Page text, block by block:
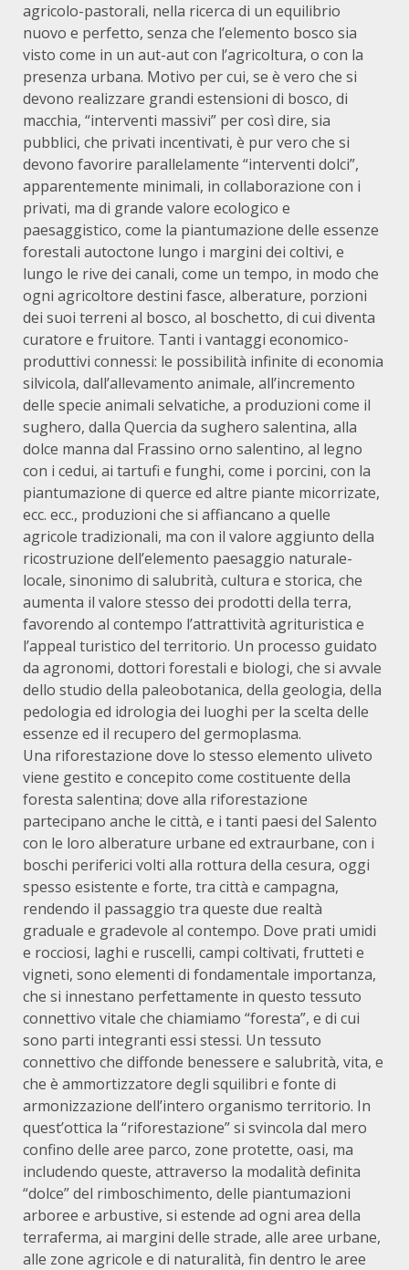
agricolo-pastorali, nella ricerca di un equilibrio
nuovo e perfetto, senza che l’elemento bosco sia
visto come in un aut-aut con l’agricoltura, o con la
presenza urbana. Motivo per cui, se è vero che si
devono realizzare grandi estensioni di bosco, di
macchia, “interventi massivi” per così dire, sia
pubblici, che privati incentivati, è pur vero che si
devono favorire parallelamente “interventi dolci”,
apparentemente minimali, in collaborazione con i
privati, ma di grande valore ecologico e
paesaggistico, come la piantumazione delle essenze
forestali autoctone lungo i margini dei coltivi, e
lungo le rive dei canali, come un tempo, in modo che
ogni agricoltore destini fasce, alberature, porzioni
dei suoi terreni al bosco, al boschetto, di cui diventa
curatore e fruitore. Tanti i vantaggi economico-
produttivi connessi: le possibilità infinite di economia
silvicola, dall’allevamento animale, all’incremento
delle specie animali selvatiche, a produzioni come il
sughero, dalla Quercia da sughero salentina, alla
dolce manna dal Frassino orno salentino, al legno
con i cedui, ai tartufi e funghi, come i porcini, con la
piantumazione di querce ed altre piante micorrizate,
ecc. ecc., produzioni che si affiancano a quelle
agricole tradizionali, ma con il valore aggiunto della
ricostruzione dell’elemento paesaggio naturale-
locale, sinonimo di salubrità, cultura e storica, che
aumenta il valore stesso dei prodotti della terra,
favorendo al contempo l’attrattività agrituristica e
l’appeal turistico del territorio. Un processo guidato
da agronomi, dottori forestali e biologi, che si avvale
dello studio della paleobotanica, della geologia, della
pedologia ed idrologia dei luoghi per la scelta delle
essenze ed il recupero del germoplasma.
Una riforestazione dove lo stesso elemento uliveto
viene gestito e concepito come costituente della
foresta salentina; dove alla riforestazione
partecipano anche le città, e i tanti paesi del Salento
con le loro alberature urbane ed extraurbane, con i
boschi periferici volti alla rottura della cesura, oggi
spesso esistente e forte, tra città e campagna,
rendendo il passaggio tra queste due realtà
graduale e gradevole al contempo. Dove prati umidi
e rocciosi, laghi e ruscelli, campi coltivati, frutteti e
vigneti, sono elementi di fondamentale importanza,
che si innestano perfettamente in questo tessuto
connettivo vitale che chiamiamo “foresta”, e di cui
sono parti integranti essi stessi. Un tessuto
connettivo che diffonde benessere e salubrità, vita, e
che è ammortizzatore degli squilibri e fonte di
armonizzazione dell’intero organismo territorio. In
quest’ottica la “riforestazione” si svincola dal mero
confino delle aree parco, zone protette, oasi, ma
includendo queste, attraverso la modalità definita
“dolce” del rimboschimento, delle piantumazioni
arboree e arbustive, si estende ad ogni area della
terraferma, ai margini delle strade, alle aree urbane,
alle zone agricole e di naturalità, fin dentro le aree